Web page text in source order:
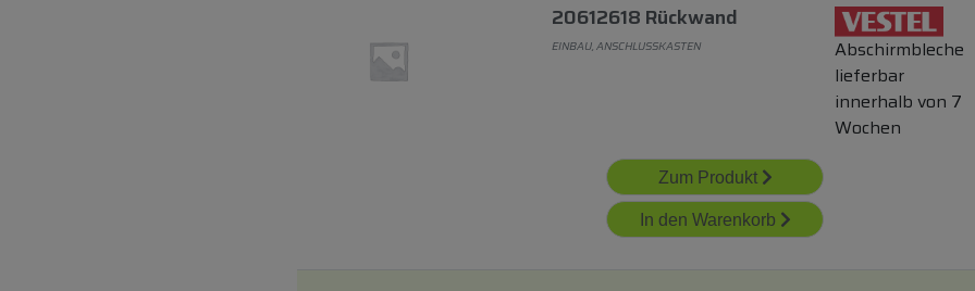
20612618 Rückwand
EINBAU, ANSCHLUSSKASTEN
Abschirmbleche
lieferbar
innerhalb von 7
Wochen
Zum Produkt
In den Warenkorb